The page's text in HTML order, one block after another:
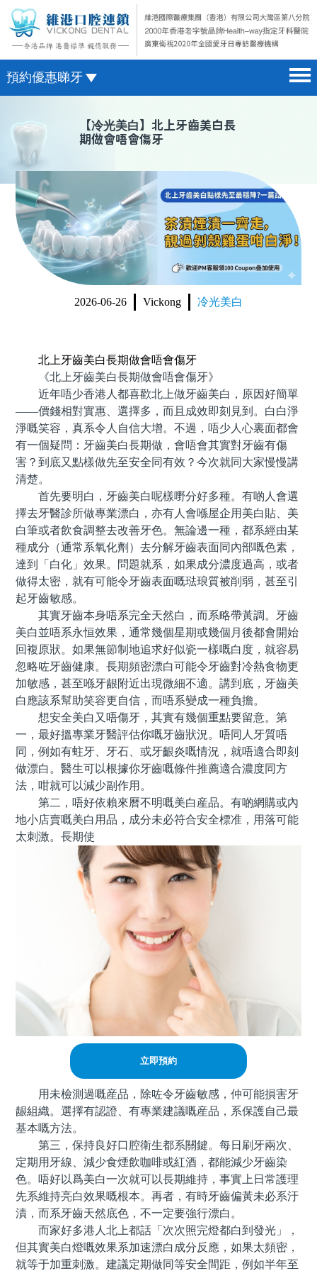
預約優惠睇牙
醫院簡介 hospital introduction
醫生介紹 doctor introduction
醫療新聞 medical news
種植牙 dental implant
箍牙 orthodontics
收費標準 change standard
微信預約
WhatsApp預約
【冷光美白】北上牙齒美白長
期做會唔會傷牙
2026-06-26 Vickong 冷光美白
北上牙齒美白長期做會唔會傷牙
《北上牙齒美白長期做會唔會傷牙》
近年唔少香港人都喜歡北上做牙齒美白，原因好簡單
——價錢相對實惠、選擇多，而且成效即刻見到。白白淨
淨嘅笑容，真系令人自信大增。不過，唔少人心裏面都會
有一個疑問：牙齒美白長期做，會唔會其實對牙齒有傷
害？到底又點樣做先至安全同有效？今次就同大家慢慢講
清楚。
首先要明白，牙齒美白呢樣嘢分好多種。有啲人會選
擇去牙醫診所做專業漂白，亦有人會喺屋企用美白貼、美
白筆或者飲食調整去改善牙色。無論邊一種，都系經由某
種成分（通常系氧化劑）去分解牙齒表面同內部嘅色素，
達到「白化」效果。問題就系，如果成分濃度過高，或者
做得太密，就有可能令牙齒表面嘅琺琅質被削弱，甚至引
起牙齒敏感。
其實牙齒本身唔系完全天然白，而系略帶黃調。牙齒
美白並唔系永恒效果，通常幾個星期或幾個月後都會開始
回複原狀。如果無節制地追求好似瓷一樣嘅白度，就容易
忽略咗牙齒健康。長期頻密漂白可能令牙齒對冷熱食物更
加敏感，甚至喺牙龈附近出現微細不適。講到底，牙齒美
白應該系幫助笑容更自信，而唔系變成一種負擔。
想安全美白又唔傷牙，其實有幾個重點要留意。第
一，最好搵專業牙醫評估你嘅牙齒狀況。唔同人牙質唔
同，例如有蛀牙、牙石、或牙齦炎嘅情況，就唔適合即刻
做漂白。醫生可以根據你牙齒嘅條件推薦適合濃度同方
法，咁就可以減少副作用。
第二，唔好依賴來曆不明嘅美白産品。有啲網購或內
地小店賣嘅美白用品，成分未必符合安全標准，用落可能
太刺激。長期使
立即預約
用未檢測過嘅産品，除咗令牙齒敏感，仲可能損害牙
龈組織。選擇有認證、有專業建議嘅産品，系保護自己最
基本嘅方法。
第三，保持良好口腔衛生都系關鍵。每日刷牙兩次、
定期用牙線、減少食煙飲咖啡或紅酒，都能減少牙齒染
色。唔好以爲美白一次就可以長期維持，事實上日常護理
先系維持亮白效果嘅根本。再者，有時牙齒偏黃未必系汙
漬，而系牙齒天然底色，不一定要強行漂白。
而家好多港人北上都話「次次照完燈都白到發光」，
但其實美白燈嘅效果系加速漂白成分反應，如果太頻密，
就等于加重刺激。建議定期做同等安全間距，例如半年至